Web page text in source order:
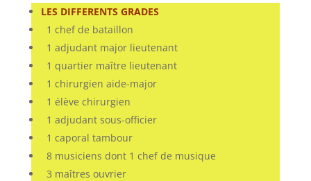
LES DIFFERENTS GRADES
1 chef de bataillon
1 adjudant major lieutenant
1 quartier maître lieutenant
1 chirurgien aide-major
1 élève chirurgien
1 adjudant sous-officier
1 caporal tambour
8 musiciens dont 1 chef de musique
3 maîtres ouvrier